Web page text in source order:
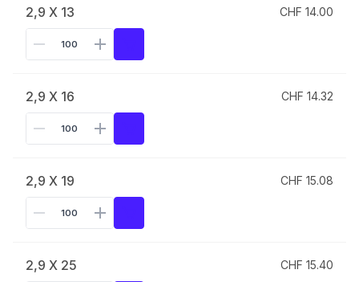
2,9 X 13 CHF 14.00
2,9 X 16 CHF 14.32
2,9 X 19 CHF 15.08
2,9 X 25 CHF 15.40